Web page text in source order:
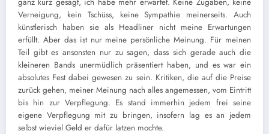
Verneigung, kein Tschüss, keine Sympathie meinerseits. Auch
künstlerisch haben sie als Headliner nicht meine Erwartungen
erfüllt. Aber das ist nur meine persönliche Meinung. Für meinen
Teil gibt es ansonsten nur zu sagen, dass sich gerade auch die
kleineren Bands unermüdlich präsentiert haben, und es war ein
absolutes Fest dabei gewesen zu sein. Kritiken, die auf die Preise
zurück gehen, meiner Meinung nach alles angemessen, vom Eintritt
bis hin zur Verpflegung. Es stand immerhin jedem frei seine
eigene Verpflegung mit zu bringen, insofern lag es an jedem
selbst wieviel Geld er dafür latzen mochte.